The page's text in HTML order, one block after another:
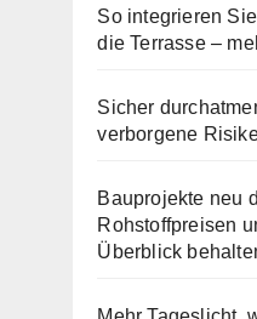
So integrieren
die Terrasse –
Sicher
verborgene
Bauprojekte neu
Rohstoffpreisen
Überblick